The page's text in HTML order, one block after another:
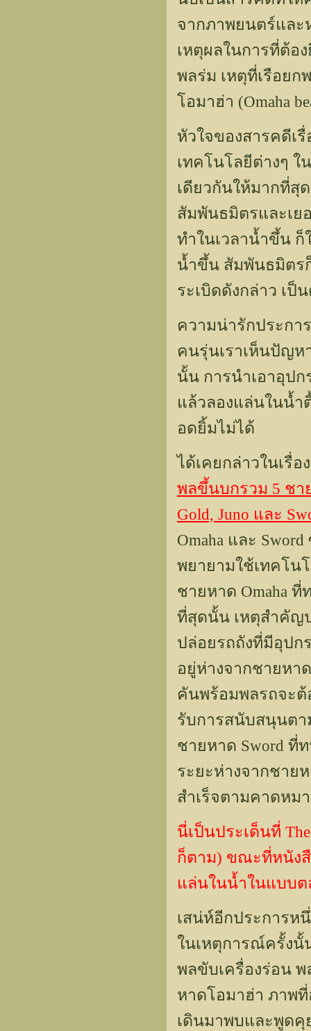
จากภาพยนตร์และ
เหตุผลในการที่ต้อ
พลร่ม เหตุที่เรือย
โอมาฮ่า (Omaha
หัวใจของสารคดีเ
เทคโนโลยีต่างๆ ใ
เดียวกันให้มากที่สุ
สัมพันธมิตรและเย
ทำในเวลาน้ำขึ้น ก็
น้ำขึ้น สัมพันธมิตรก็
ระเบิดดังกล่าว เป็
ความน่ารักประกา
คนรุ่นเราเห็นปัญ
นั้น การนำเอาอุป
แล้วลองแล่นในน้
อดยิ้มไม่ได้
ได้เคยกล่าวในเรื่อ
พลขึ้นบกรวม 5 ชา
Gold, Juno และ
Omaha และ
พยายามใช้เทคโน
ชายหาด Omaha
ที่สุดนั้น เหตุสำคัญป
ปล่อยรถถังที่มีอุป
อยู่ห่างจากชายหา
คันพร้อมพลรถจะต้
รับการสนับสนุนตา
ชายหาด Sword ที่
ระยะห่างจากชาย
สำเร็จตามคาดหม
นี่เป็นประเด็นที่
ก็ตาม) ขณะที่หนังสื
แล่นในน้ำในแบบต
เสน่ห์อีกประการ
ในเหตุการณ์ครั้งนั้
พลขับเครื่องร่อน
หาดโอมาฮ่า ภาพ
เดินมาพบและพูด